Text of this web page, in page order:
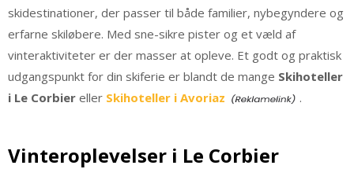
skidestinationer, der passer til både familier, nybegyndere og
erfarne skiløbere. Med sne-sikre pister og et væld af
vinteraktiviteter er der masser at opleve. Et godt og praktisk
udgangspunkt for din skiferie er blandt de mange Skihoteller
i Le Corbier eller Skihoteller i Avoriaz .
Vinteroplevelser i Le Corbier